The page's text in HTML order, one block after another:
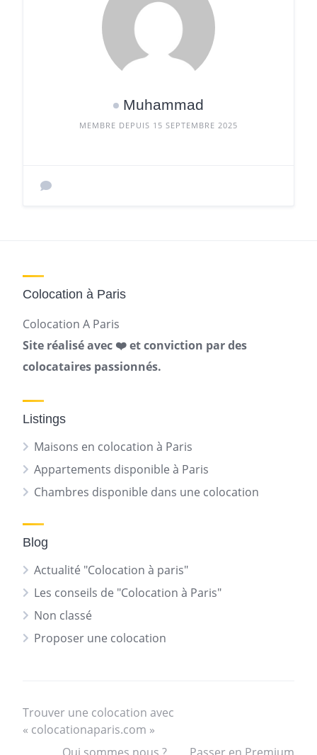
Muhammad
MEMBRE DEPUIS 15 SEPTEMBRE 2025
Colocation à Paris
Colocation A Paris
Site réalisé avec ❤️ et conviction par des
colocataires passionnés.
Listings
Maisons en colocation à Paris
Appartements disponible à Paris
Chambres disponible dans une colocation
Blog
Actualité "Colocation à paris"
Les conseils de "Colocation à Paris"
Non classé
Proposer une colocation
Trouver une colocation avec
« colocationaparis.com »